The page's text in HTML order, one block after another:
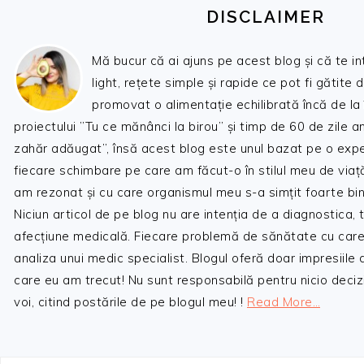
DISCLAIMER
Mă bucur că ai ajuns pe acest blog și că te
light, rețete simple și rapide ce pot fi gătite
promovat o alimentație echilibrată încă de
proiectului ”Tu ce mănânci la birou” și timp de 60 de zile
zahăr adăugat”, însă acest blog este unul bazat pe o
fiecare schimbare pe care am făcut-o în stilul meu de
am rezonat și cu care organismul meu s-a simțit foarte
Niciun articol de pe blog nu are intenția de a diagnostica,
afecțiune medicală. Fiecare problemă de sănătate cu
analiza unui medic specialist. Blogul oferă doar impresiile
care eu am trecut! Nu sunt responsabilă pentru nicio
voi, citind postările de pe blogul meu! ! Read More…